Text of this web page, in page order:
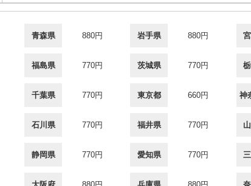
青森県 880円 岩手県 880円
福島県 770円 茨城県 770円
千葉県 770円 東京都 660円 神
石川県 770円 福井県 770円
静岡県 770円 愛知県 770円